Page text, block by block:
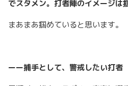
でスタメン。打者陣のイメージは
まあまあ掴めていると思います。
ーー捕手として、警戒したい打者